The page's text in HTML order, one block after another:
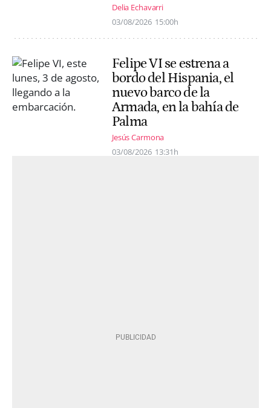
Delia Echavarri
03/08/2026 15:00h
Felipe VI se estrena a
bordo del Hispania, el
nuevo barco de la
Armada, en la bahía de
Palma
Jesús Carmona
03/08/2026 13:31h